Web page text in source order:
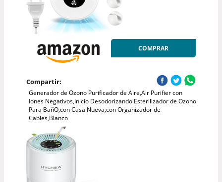
COMPRAR
Compartir:
Generador de Ozono Purificador de Aire,Air Purifier con
Iones Negativos,Inicio Desodorizando Esterilizador de Ozono
Para BañO,con Casa Nueva,con Organizador de
Cables,Blanco